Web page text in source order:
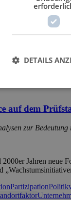
und Praxis
vornehmlich
Steuerlehre
auf dem
zur
Jahren neue
Partizipation
DETAILS